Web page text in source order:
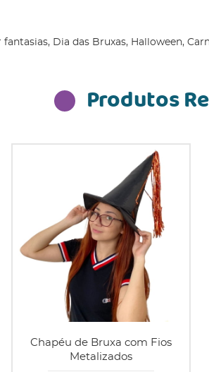
Dia das Bruxas, Halloween,
Produtos
Chapéu de Bruxa com Fios
Metalizados